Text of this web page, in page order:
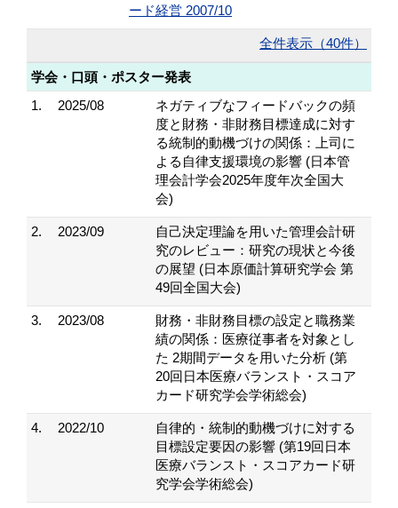
ード経営 2007/10
全件表示（40件）
学会・口頭・ポスター発表
1.
2025/08
ネガティブなフィードバックの頻
度と財務・非財務目標達成に対す
る統制的動機づけの関係：上司に
よる自律支援環境の影響 (日本管
理会計学会2025年度年次全国大
会)
2. 2023/09
自己決定理論を用いた管理会計研
究のレビュー：研究の現状と今後
の展望 (日本原価計算研究学会 第
49回全国大会)
3. 2023/08
財務・非財務目標の設定と職務業
績の関係：医療従事者を対象とし
た 2期間データを用いた分析 (第
20回日本医療バランスト・スコア
カード研究学会学術総会)
4. 2022/10
自律的・統制的動機づけに対する
目標設定要因の影響 (第19回日本
医療バランスト・スコアカード研
究学会学術総会)